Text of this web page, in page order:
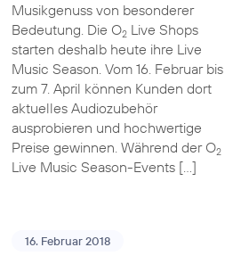
Musikgenuss von besonderer
Bedeutung. Die O2Live Shops
starten deshalb heute ihre Live
Music Season. Vom 16. Februar bis
zum 7. April können Kunden dort
aktuelles Audiozubehör
ausprobieren und hochwertige
Preise gewinnen. Während der O2
Live Music Season-Events […]
16. Februar 2018